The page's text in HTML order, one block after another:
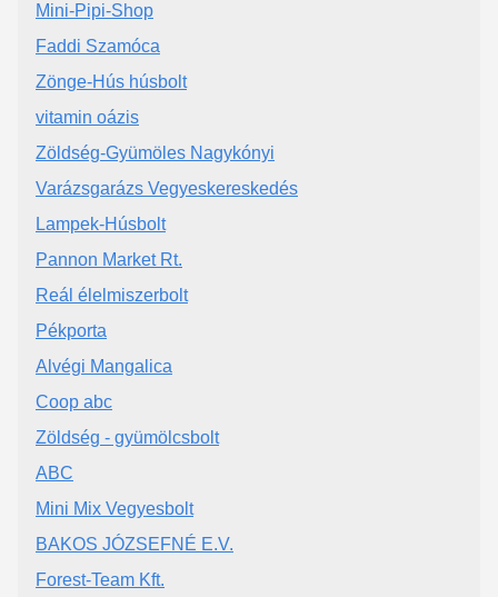
Mini-Pipi-Shop
Faddi Szamóca
Zönge-Hús húsbolt
vitamin oázis
Zöldség-Gyümöles Nagykónyi
Varázsgarázs Vegyeskereskedés
Lampek-Húsbolt
Pannon Market Rt.
Reál élelmiszerbolt
Pékporta
Alvégi Mangalica
Coop abc
Zöldség - gyümölcsbolt
ABC
Mini Mix Vegyesbolt
BAKOS JÓZSEFNÉ E.V.
Forest-Team Kft.